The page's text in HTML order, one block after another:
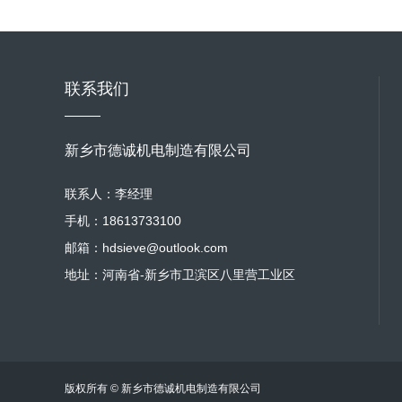
联系我们
新乡市德诚机电制造有限公司
联系人：李经理
手机：18613733100
邮箱：hdsieve@outlook.com
地址：河南省-新乡市卫滨区八里营工业区
版权所有 © 新乡市德诚机电制造有限公司